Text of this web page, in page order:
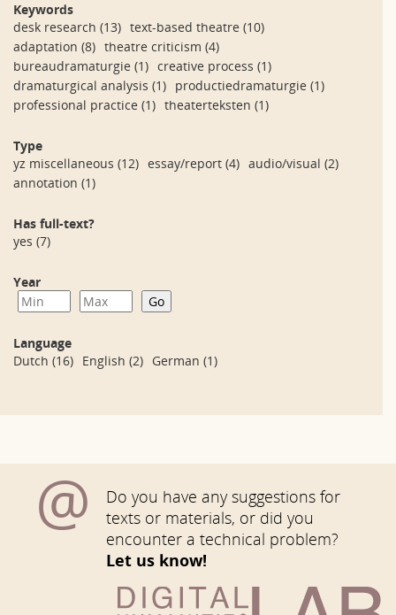
Keywords
desk research (13) text-based theatre (10)
adaptation (8) theatre criticism (4)
bureaudramaturgie (1) creative process (1)
dramaturgical analysis (1) productiedramaturgie (1)
professional practice (1) theaterteksten (1)
Type
yz miscellaneous (12) essay/report (4) audio/visual (2)
annotation (1)
Has full-text?
yes (7)
Year
Language
Dutch (16) English (2) German (1)
@
Do you have any suggestions for
texts or materials, or did you
encounter a technical problem?
Let us know!